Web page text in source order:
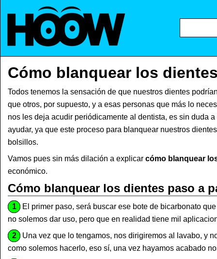
Cómo blanquear los
Todos tenemos la sensación de que nuestros dientes
que otros, por supuesto, y a esas personas que más lo
nos les deja acudir periódicamente al dentista, es sin duda
ayudar, ya que este proceso para blanquear nuestros
bolsillos.
Vamos pues sin más dilación a explicar cómo blanquear
económico.
Cómo blanquear los dientes paso a
1
El primer paso, será buscar ese bote de bicarbonato
no solemos dar uso, pero que en realidad tiene mil
2
Una vez que lo tengamos, nos dirigiremos al lavabo, y
como solemos hacerlo, eso sí, una vez hayamos acabado